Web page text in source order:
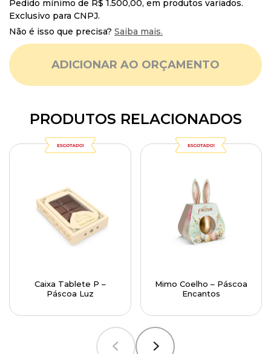
Pedido mínimo de R$ 1.500,00, em produtos variados.
Exclusivo para CNPJ.
Não é isso que precisa? Saiba mais.
ADICIONAR AO ORÇAMENTO
PRODUTOS RELACIONADOS
Caixa Tablete P –
Páscoa Luz
Mimo Coelho – Páscoa
Encantos